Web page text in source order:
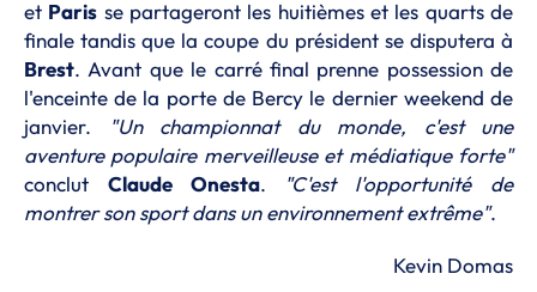
et Paris se partageront les huitièmes et les quarts de
finale tandis que la coupe du président se disputera à
Brest. Avant que le carré final prenne possession de
l'enceinte de la porte de Bercy le dernier weekend de
janvier.
"Un championnat du monde, c'est une
aventure populaire merveilleuse et médiatique forte"
conclut Claude Onesta.
"C'est l'opportunité de
montrer son sport dans un environnement extrême".
Kevin Domas